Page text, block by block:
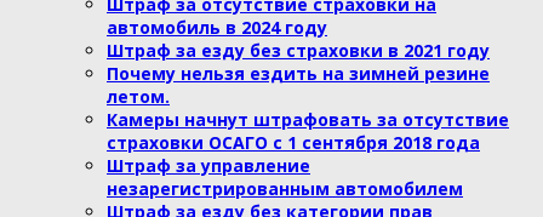
автомобиль в 2024 году
Штраф за езду без страховки в 2021 году
Почему нельзя ездить на зимней резине
летом.
Камеры начнут штрафовать за отсутствие
страховки ОСАГО c 1 сентября 2018 года
Штраф за управление
незарегистрированным автомобилем
Штраф за езду без категории прав